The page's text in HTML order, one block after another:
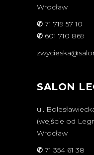
Wrocław
✆ 71 719 57 10
✆ 601 710 869
SALON
ul.
(wejście od
Wrocław
✆ 71 354 61 38